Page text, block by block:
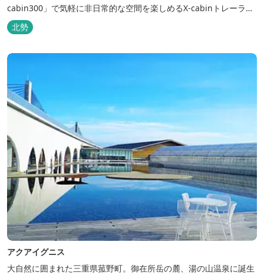
cabin300」で気軽に非日常的な空間を楽しめるX-cabinトレーラー
サイト、日帰り手ぶらBBQやドッグラン・ドッグサロン、貸切サウ
ナ施設などを完備、キャンプしながら併設している片岡温泉「アク
アイグニス」の入浴利用もできるキャンプリゾートです。
北勢
アクアイグニス
大自然に囲まれた三重県菰野町。御在所岳の麓、湯の山温泉に誕生